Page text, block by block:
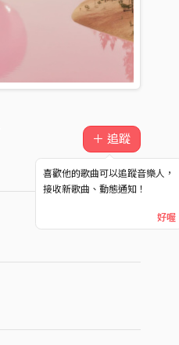
＋ 追蹤
喜歡他的歌曲可以追蹤音樂人，
接收新歌曲、動態通知！
好喔